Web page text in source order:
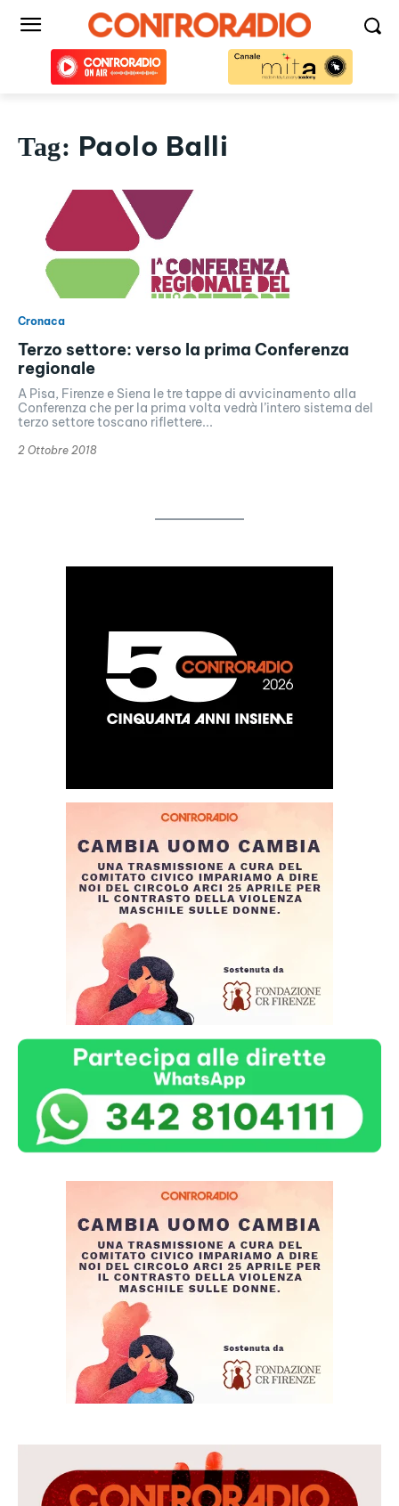
Tag: Paolo Balli
Cronaca
Terzo settore: verso la prima Conferenza
regionale
A Pisa, Firenze e Siena le tre tappe di avvicinamento alla
Conferenza che per la prima volta vedrà l’intero sistema del
terzo settore toscano riflettere...
2 Ottobre 2018